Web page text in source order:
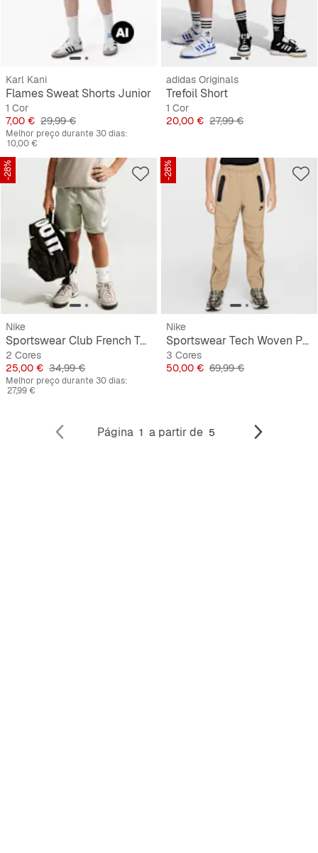
Karl Kani
Flames Sweat Shorts Junior
1 Cor
Preço
7,00 € Preço original
29,99 €
Melhor preço durante 30 dias:
10,00 €
adidas Originals
Trefoil Short
1 Cor
Preço
20,00 € Preço original
27,99 €
-28%
Nike
Sportswear Club French Terry Shorts
2 Cores
Preço
25,00 € Preço original
34,99 €
Melhor preço durante 30 dias:
27,99 €
-28%
Nike
Sportswear Tech Woven Pants
3 Cores
Preço
50,00 € Preço original
69,99 €
Página 1 a partir de 5